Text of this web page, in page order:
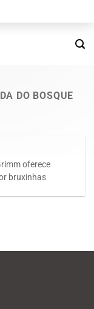
DO BOSQUE
oferece
bruxinhas